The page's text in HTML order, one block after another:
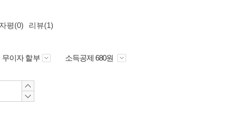
평(0) 리뷰(1)
무이자 할부 소득공제 680원